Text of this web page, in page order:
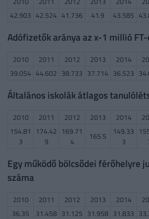
42.903 42.524 41.736 41.9 43.585
Adófizetők aránya az x-1 millió
2010 2011 2012 2013 2014
39.054 44.602 38.733 37.714 36.523
Általános iskolák átlagos
2010 2011 2012 2013 2014
154.81
3
174.42
9
169.71
4
165.5
149.33
3
Egy működő bölcsődei férőhelyre
száma
2010 2011 2012 2013 2014
36.35
31.458 31.125 31.958 31.833